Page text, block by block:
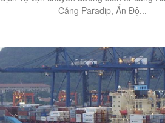
Cảng Paradip, Ấn Độ...